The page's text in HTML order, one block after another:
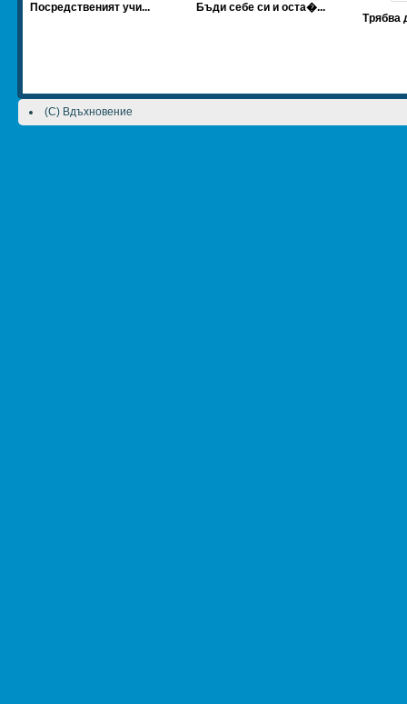
Посредственият учи...
Бъди себе си и оста�...
Трябва
(C) Вдъхновение